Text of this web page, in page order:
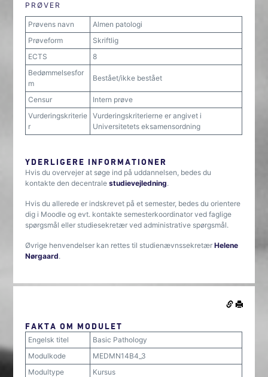
PRØVER
Prøvens navn
Almen patologi
Prøveform
Skriftlig
ECTS
8
Bedømmelsesfor
m
Bestået/ikke bestået
Censur
Intern prøve
Vurderingskriterie
r
Vurderingskriterierne er angivet i
Universitetets eksamensordning
YDERLIGERE INFORMATIONER
Hvis du overvejer at søge ind på uddannelsen, bedes du
kontakte den decentralestudievejledning.
Hvis du allerede er indskrevet på et semester, bedes du orientere
dig i Moodle og evt. kontakte semesterkoordinator ved faglige
spørgsmål eller studiesekretær ved administrative spørgsmål.
Øvrige henvendelser kan rettes til studienævnssekretærHelene
Nørgaard.
FAKTA OM MODULET
Engelsk titel
Basic Pathology
Modulkode
MEDMN14B4_3
Modultype
Kursus